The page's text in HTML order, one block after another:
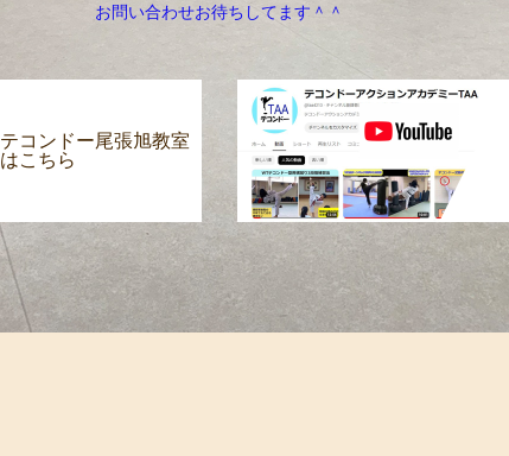
お問い合わせお待ちしてます＾＾
テコンドー尾張旭教室
はこちら